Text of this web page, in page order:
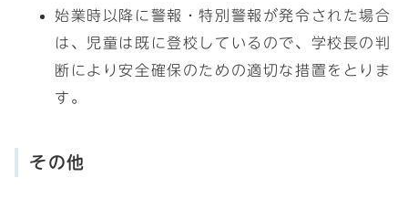
始業時以降に警報・特別警報が発令された場合
は、児童は既に登校しているので、学校長の判
断により安全確保のための適切な措置をとりま
す。
その他